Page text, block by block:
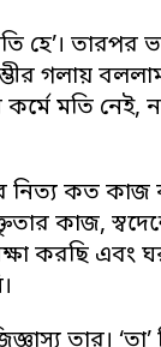
হে’। তারপর
গলায়
মতি নেই,
নিত্য কত কাজ
কাজ,
করছি এবং